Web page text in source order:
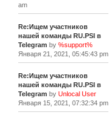
am
Re:Ищем участников
нашей команды RU.PSI в
Telegram by %support%
Января 21, 2021, 05:45:43 pm
Re:Ищем участников
нашей команды RU.PSI в
Telegram by Unlocal User
Января 15, 2021, 07:32:34 pm